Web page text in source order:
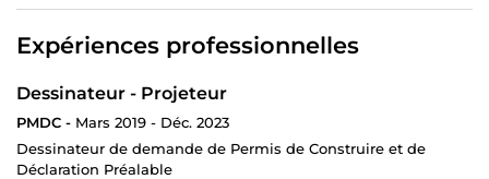
Expériences professionnelles
Dessinateur - Projeteur
PMDC - Mars 2019 - Déc. 2023
Dessinateur de demande de Permis de Construire et de
Déclaration Préalable